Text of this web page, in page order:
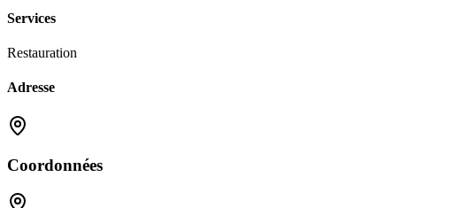
Services
Restauration
Adresse
Coordonnées